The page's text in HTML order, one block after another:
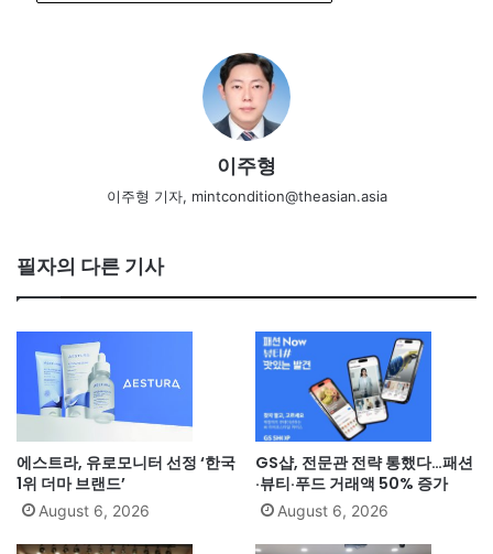
이주형
이주형 기자, mintcondition@theasian.asia
필자의 다른 기사
에스트라, 유로모니터 선정 ‘한국
1위 더마 브랜드’
August 6, 2026
GS샵, 전문관 전략 통했다…패션
·뷰티·푸드 거래액 50% 증가
August 6, 2026